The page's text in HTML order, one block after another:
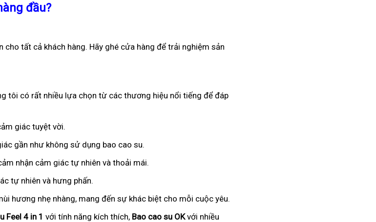
đầu?
tất cả khách hàng. Hãy ghé cửa hàng để trải nghiệm sản
tôi có rất nhiều lựa chọn từ các thương hiệu nổi tiếng để đáp
giác tuyệt vời.
gần như không sử dụng bao cao su.
nhận cảm giác tự nhiên và thoải mái.
tự nhiên và hưng phấn.
hương nhẹ nhàng, mang đến sự khác biệt cho mỗi cuộc yêu.
Feel 4 in 1 với tính năng kích thích, Bao cao su OKvới nhiều